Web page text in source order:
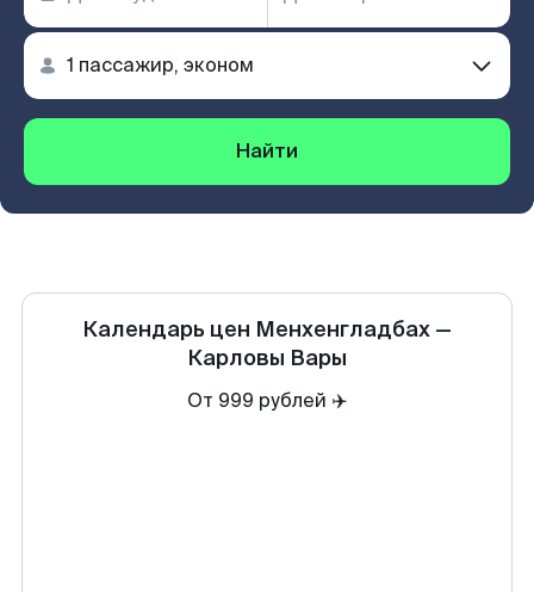
Найти
Календарь цен Менхенгладбах —
Карловы Вары
От 999 рублей ✈️